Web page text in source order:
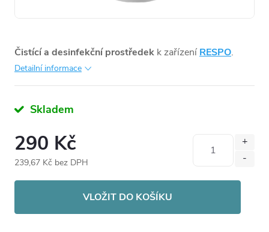
Čistící a desinfekční prostředek k zařízení RESPO.
Detailní informace
Skladem
290 Kč
239,67 Kč bez DPH
VLOŽIT DO KOŠÍKU